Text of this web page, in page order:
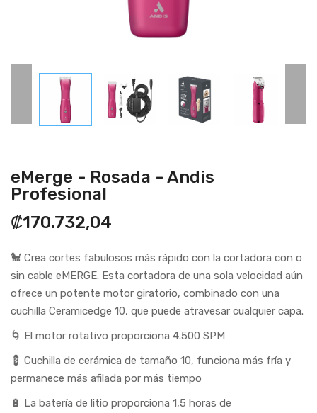
eMerge - Rosada - Andis
Profesional
₡170.732,04
🐩 Crea cortes fabulosos más rápido con la cortadora con o
sin cable eMERGE. Esta cortadora de una sola velocidad aún
ofrece un potente motor giratorio, combinado con una
cuchilla Ceramicedge 10, que puede atravesar cualquier capa.
🌀 El motor rotativo proporciona 4.500 SPM
💈 Cuchilla de cerámica de tamaño 10, funciona más fría y
permanece más afilada por más tiempo
🔋 La batería de litio proporciona 1,5 horas de